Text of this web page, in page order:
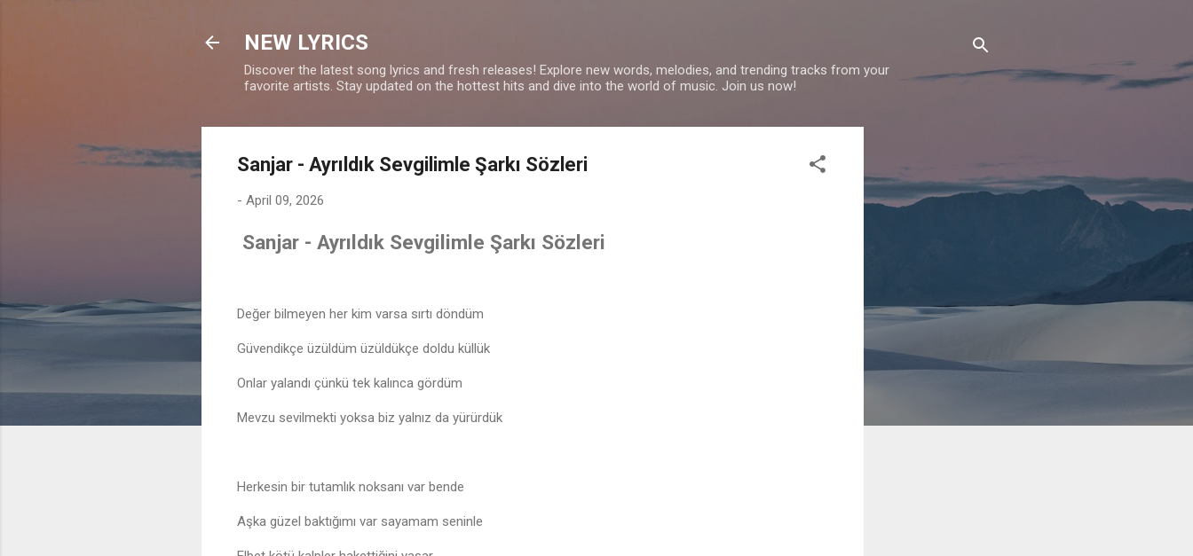
NEW LYRICS
Discover the latest song lyrics and fresh releases! Explore new words, melodies, and trending tracks from your
favorite artists. Stay updated on the hottest hits and dive into the world of music. Join us now!
Sanjar - Ayrıldık Sevgilimle Şarkı Sözleri
- April 09, 2026
Sanjar - Ayrıldık Sevgilimle Şarkı Sözleri
Değer bilmeyen her kim varsa sırtı döndüm
Güvendikçe üzüldüm üzüldükçe doldu küllük
Onlar yalandı çünkü tek kalınca gördüm
Mevzu sevilmekti yoksa biz yalnız da yürürdük
Herkesin bir tutamlık noksanı var bende
Aşka güzel baktığımı var sayamam seninle